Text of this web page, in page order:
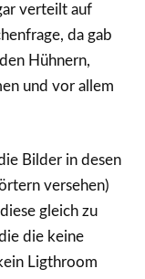
verteilt auf
da gab
Hühnern,
und vor allem
Bilder in desen
versehen)
gleich zu
die keine
Ligthroom